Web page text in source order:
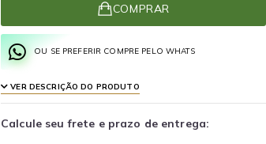
COMPRAR
OU SE PREFERIR COMPRE PELO WHATS
VER DESCRIÇÃO DO PRODUTO
Calcule seu frete e prazo de entrega: